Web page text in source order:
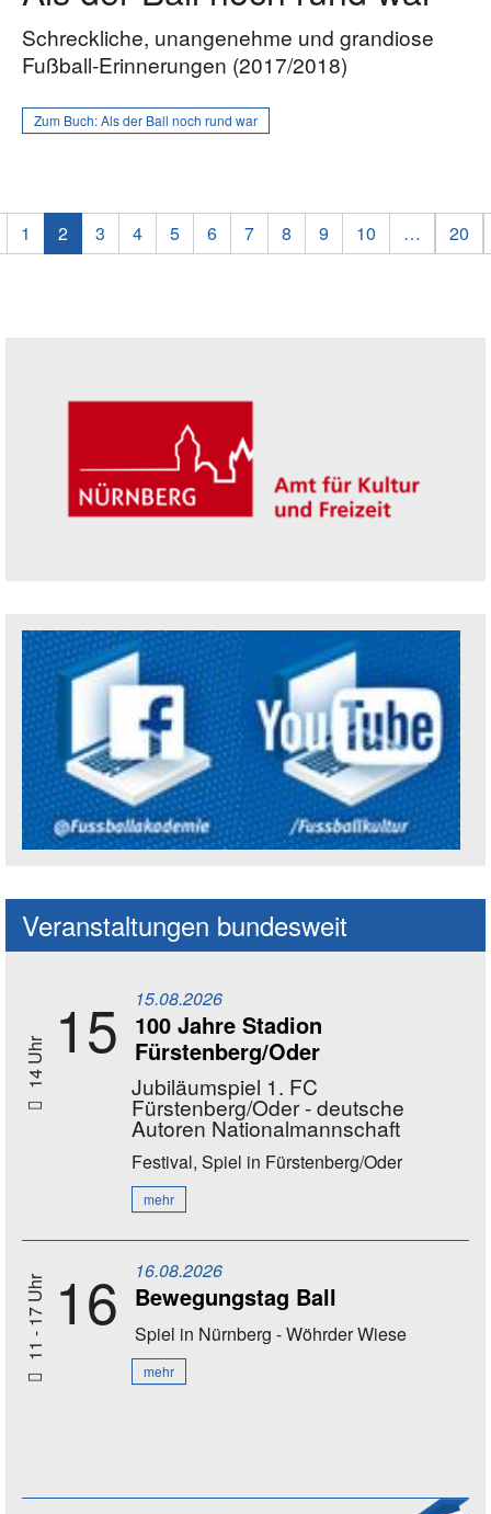
Schreckliche, unangenehme und grandiose
Fußball-Erinnerungen (2017/2018)
Zum Buch:Als der Ball noch rund war
1 2 3 4 5 6 7 8 9 10 … 20
Veranstaltungen bundesweit
14 Uhr 15 15.08.2026
100 Jahre Stadion
Fürstenberg/Oder
Jubiläumspiel 1. FC
Fürstenberg/Oder - deutsche
Autoren Nationalmannschaft
Festival, Spiel in Fürstenberg/Oder
mehr
11 - 17 Uhr 16 16.08.2026
Bewegungstag Ball
Spiel in Nürnberg - Wöhrder Wiese
mehr